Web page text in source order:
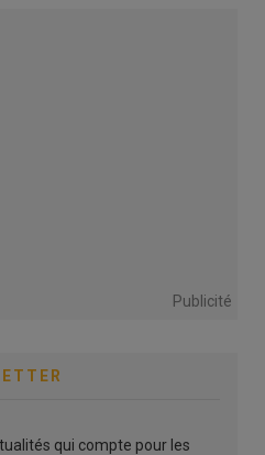
Publicité
qui compte pour les